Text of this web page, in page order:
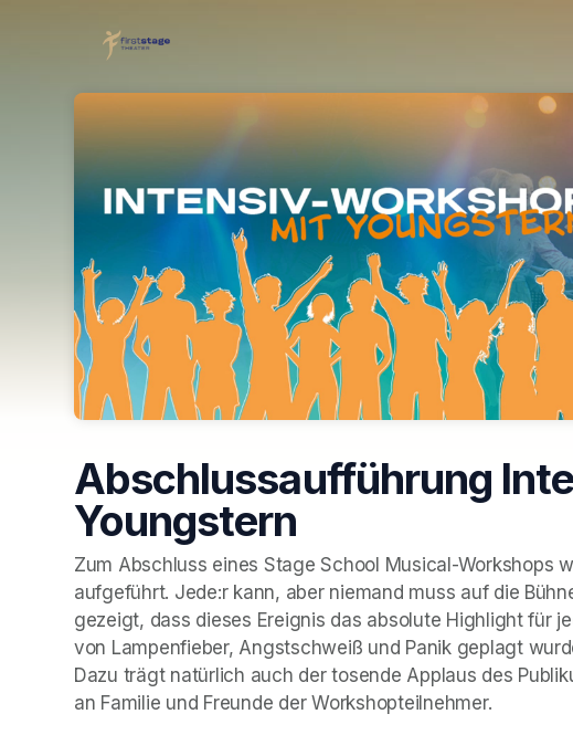
Abschlussaufführung
Youngstern
Zum Abschluss eines Stage School Musical-Workshops
aufgeführt. Jede:r kann, aber niemand muss auf die
gezeigt, dass dieses Ereignis das absolute Highlight für
von Lampenfieber, Angstschweiß und Panik geplagt
Dazu trägt natürlich auch der tosende Applaus des
an Familie und Freunde der Workshopteilnehmer.